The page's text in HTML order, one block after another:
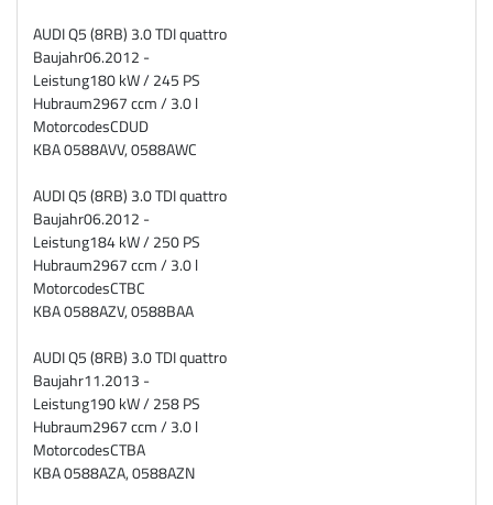
AUDI Q5 (8RB) 3.0 TDI quattro
Baujahr06.2012 -
Leistung180 kW / 245 PS
Hubraum2967 ccm / 3.0 l
MotorcodesCDUD
KBA0588AVV, 0588AWC
AUDI Q5 (8RB) 3.0 TDI quattro
Baujahr06.2012 -
Leistung184 kW / 250 PS
Hubraum2967 ccm / 3.0 l
MotorcodesCTBC
KBA0588AZV, 0588BAA
AUDI Q5 (8RB) 3.0 TDI quattro
Baujahr11.2013 -
Leistung190 kW / 258 PS
Hubraum2967 ccm / 3.0 l
MotorcodesCTBA
KBA0588AZA, 0588AZN